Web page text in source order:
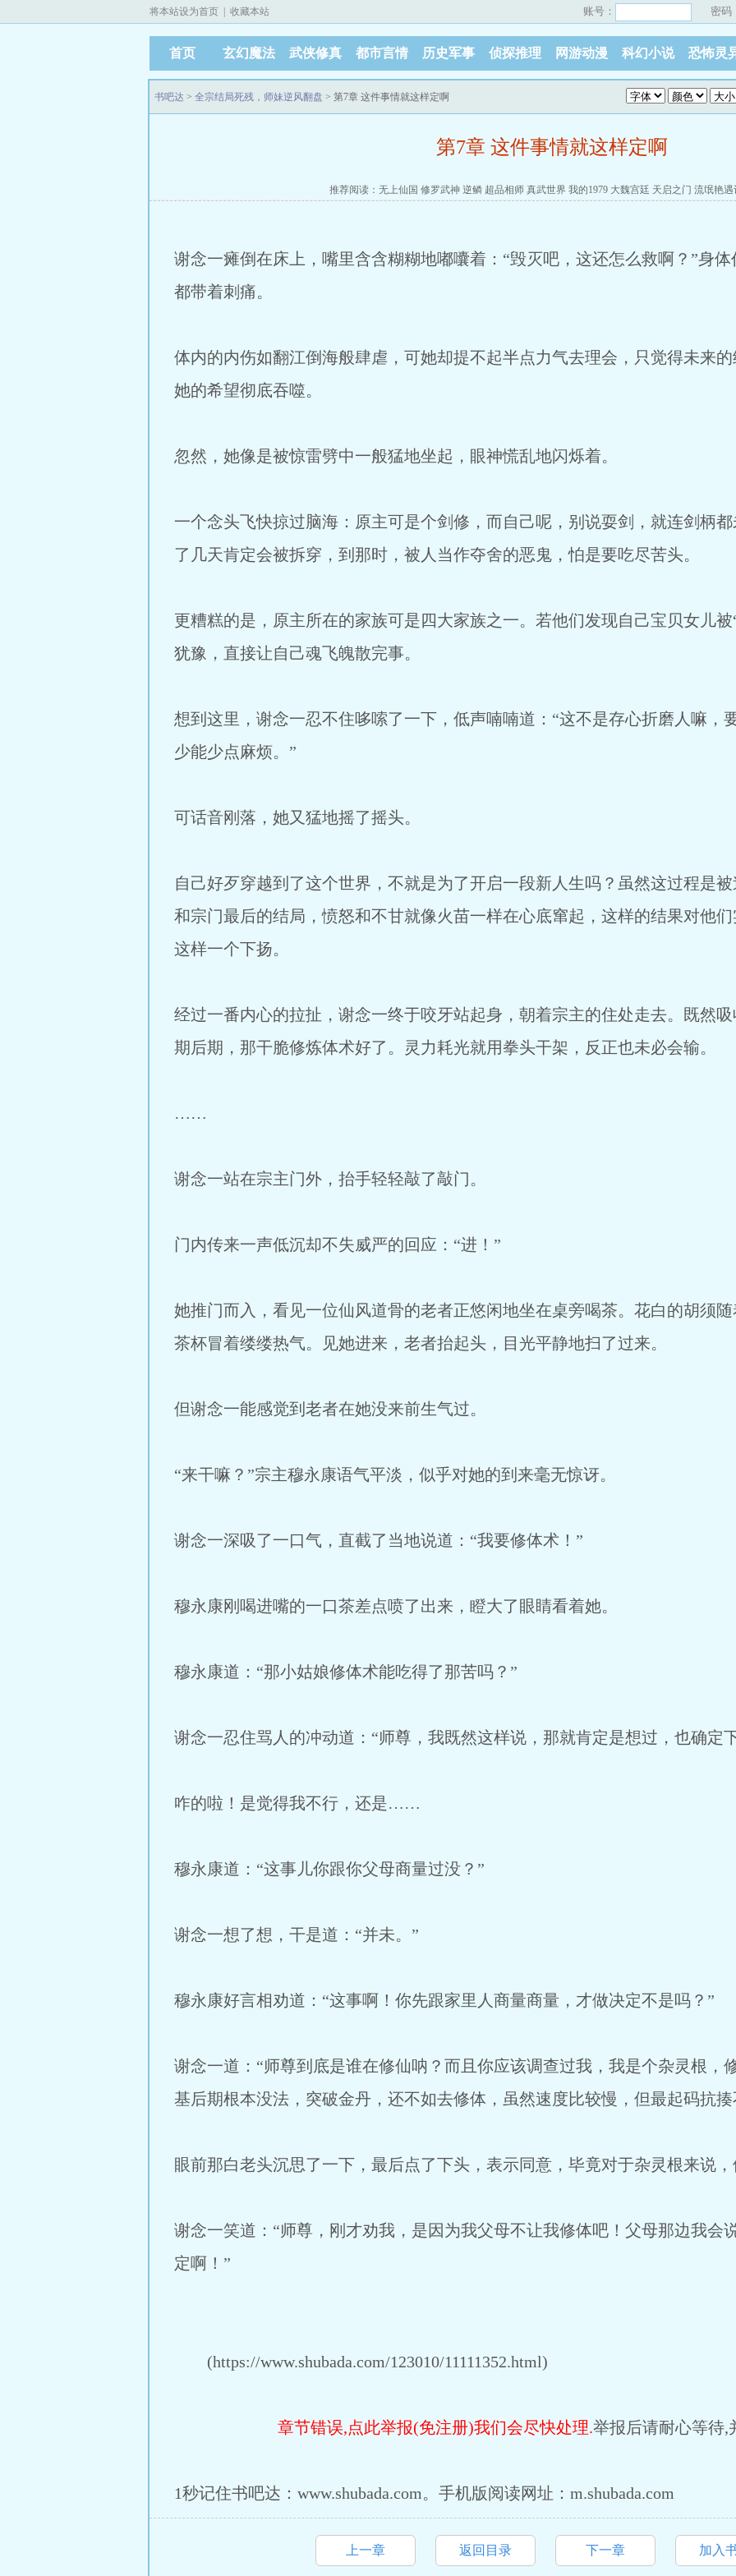
将本站设为首页 收藏本站 账号： 密码
首页 玄幻魔法 武侠修真 都市言情 历史军事 侦探推理 网游动漫 科幻小说 恐怖灵
书吧达 > 全宗结局死残，师妹逆风翻盘 > 第7章 这件事情就这样定啊
第7章 这件事情就这样定啊
推荐阅读： 无上仙国 修罗武神 逆鳞 超品相师 真武世界 我的1979 大魏宫廷 天启之门 流氓艳遇
谢念一瘫倒在床上，嘴里含含糊糊地嘟囔着：“毁灭吧，这还怎么救啊？”身
都带着刺痛。
体内的内伤如翻江倒海般肆虐，可她却提不起半点力气去理会，只觉得未来
她的希望彻底吞噬。
忽然，她像是被惊雷劈中一般猛地坐起，眼神慌乱地闪烁着。
一个念头飞快掠过脑海：原主可是个剑修，而自己呢，别说耍剑，就连剑柄
了几天肯定会被拆穿，到那时，被人当作夺舍的恶鬼，怕是要吃尽苦头。
更糟糕的是，原主所在的家族可是四大家族之一。若他们发现自己宝贝女儿
犹豫，直接让自己魂飞魄散完事。
想到这里，谢念一忍不住哆嗦了一下，低声喃喃道：“这不是存心折磨人嘛，
少能少点麻烦。”
可话音刚落，她又猛地摇了摇头。
自己好歹穿越到了这个世界，不就是为了开启一段新人生吗？虽然这过程是
和宗门最后的结局，愤怒和不甘就像火苗一样在心底窜起，这样的结果对他
这样一个下扬。
经过一番内心的拉扯，谢念一终于咬牙站起身，朝着宗主的住处走去。既然
期后期，那干脆修炼体术好了。灵力耗光就用拳头干架，反正也未必会输。
……
谢念一站在宗主门外，抬手轻轻敲了敲门。
门内传来一声低沉却不失威严的回应：“进！”
她推门而入，看见一位仙风道骨的老者正悠闲地坐在桌旁喝茶。花白的胡须
茶杯冒着缕缕热气。见她进来，老者抬起头，目光平静地扫了过来。
但谢念一能感觉到老者在她没来前生气过。
“来干嘛？”宗主穆永康语气平淡，似乎对她的到来毫无惊讶。
谢念一深吸了一口气，直截了当地说道：“我要修体术！”
穆永康刚喝进嘴的一口茶差点喷了出来，瞪大了眼睛看着她。
穆永康道：“那小姑娘修体术能吃得了那苦吗？”
谢念一忍住骂人的冲动道：“师尊，我既然这样说，那就肯定是想过，也确定
咋的啦！是觉得我不行，还是……
穆永康道：“这事儿你跟你父母商量过没？”
谢念一想了想，干是道：“并未。”
穆永康好言相劝道：“这事啊！你先跟家里人商量商量，才做决定不是吗？”
谢念一道：“师尊到底是谁在修仙呐？而且你应该调查过我，我是个杂灵根，
基后期根本没法，突破金丹，还不如去修体，虽然速度比较慢，但最起码抗揍
眼前那白老头沉思了一下，最后点了下头，表示同意，毕竟对于杂灵根来说
谢念一笑道：“师尊，刚才劝我，是因为我父母不让我修体吧！父母那边我会
定啊！”
(https://www.shubada.com/123010/11111352.html)
章节错误,点此举报(免注册)我们会尽快处理.举报后请耐心等待,
1秒记住书吧达：www.shubada.com。手机版阅读网址：m.shubada.com
上一章 返回目录 下一章 加入